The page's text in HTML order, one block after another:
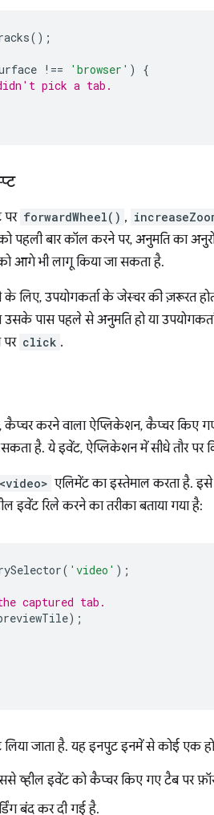
();
!== 'browser' )
{
pick a tab.
forwardWheel() ,
पहली बार कॉल करने पर, अनुमति का
को आगे भी लागू किया जा सकता है.
के लिए, उपयोगकर्ता के जेस्चर की ज़रूरत
पास पहले से अनुमति हो या
click .
करने वाला ऐप्लिकेशन, कैप्चर किए
है. ये इवेंट, ऐप्लिकेशन में सीधे तौर
<video> एलिमेंट का इस्तेमाल करता है. इसे
इवेंट रिले करने का तरीका बताया गया है:
( 'video' );
captured tab.
);
जाता है. यह इनपुट इनमें से कोई एक
व्हील इवेंट को कैप्चर किए गए टैब पर
बंद कर दी गई है.